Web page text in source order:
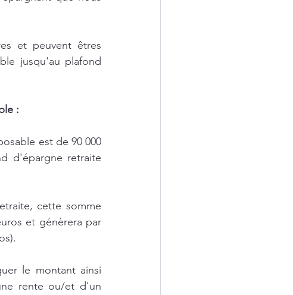
et peuvent êtres
jusqu'au plafond
:
est de 90 000
d'épargne retraite
cette somme
et génèrera par
le montant ainsi
rente ou/et d'un